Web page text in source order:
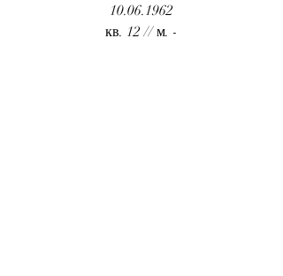
10.06.1962
кв. 12 // м. -